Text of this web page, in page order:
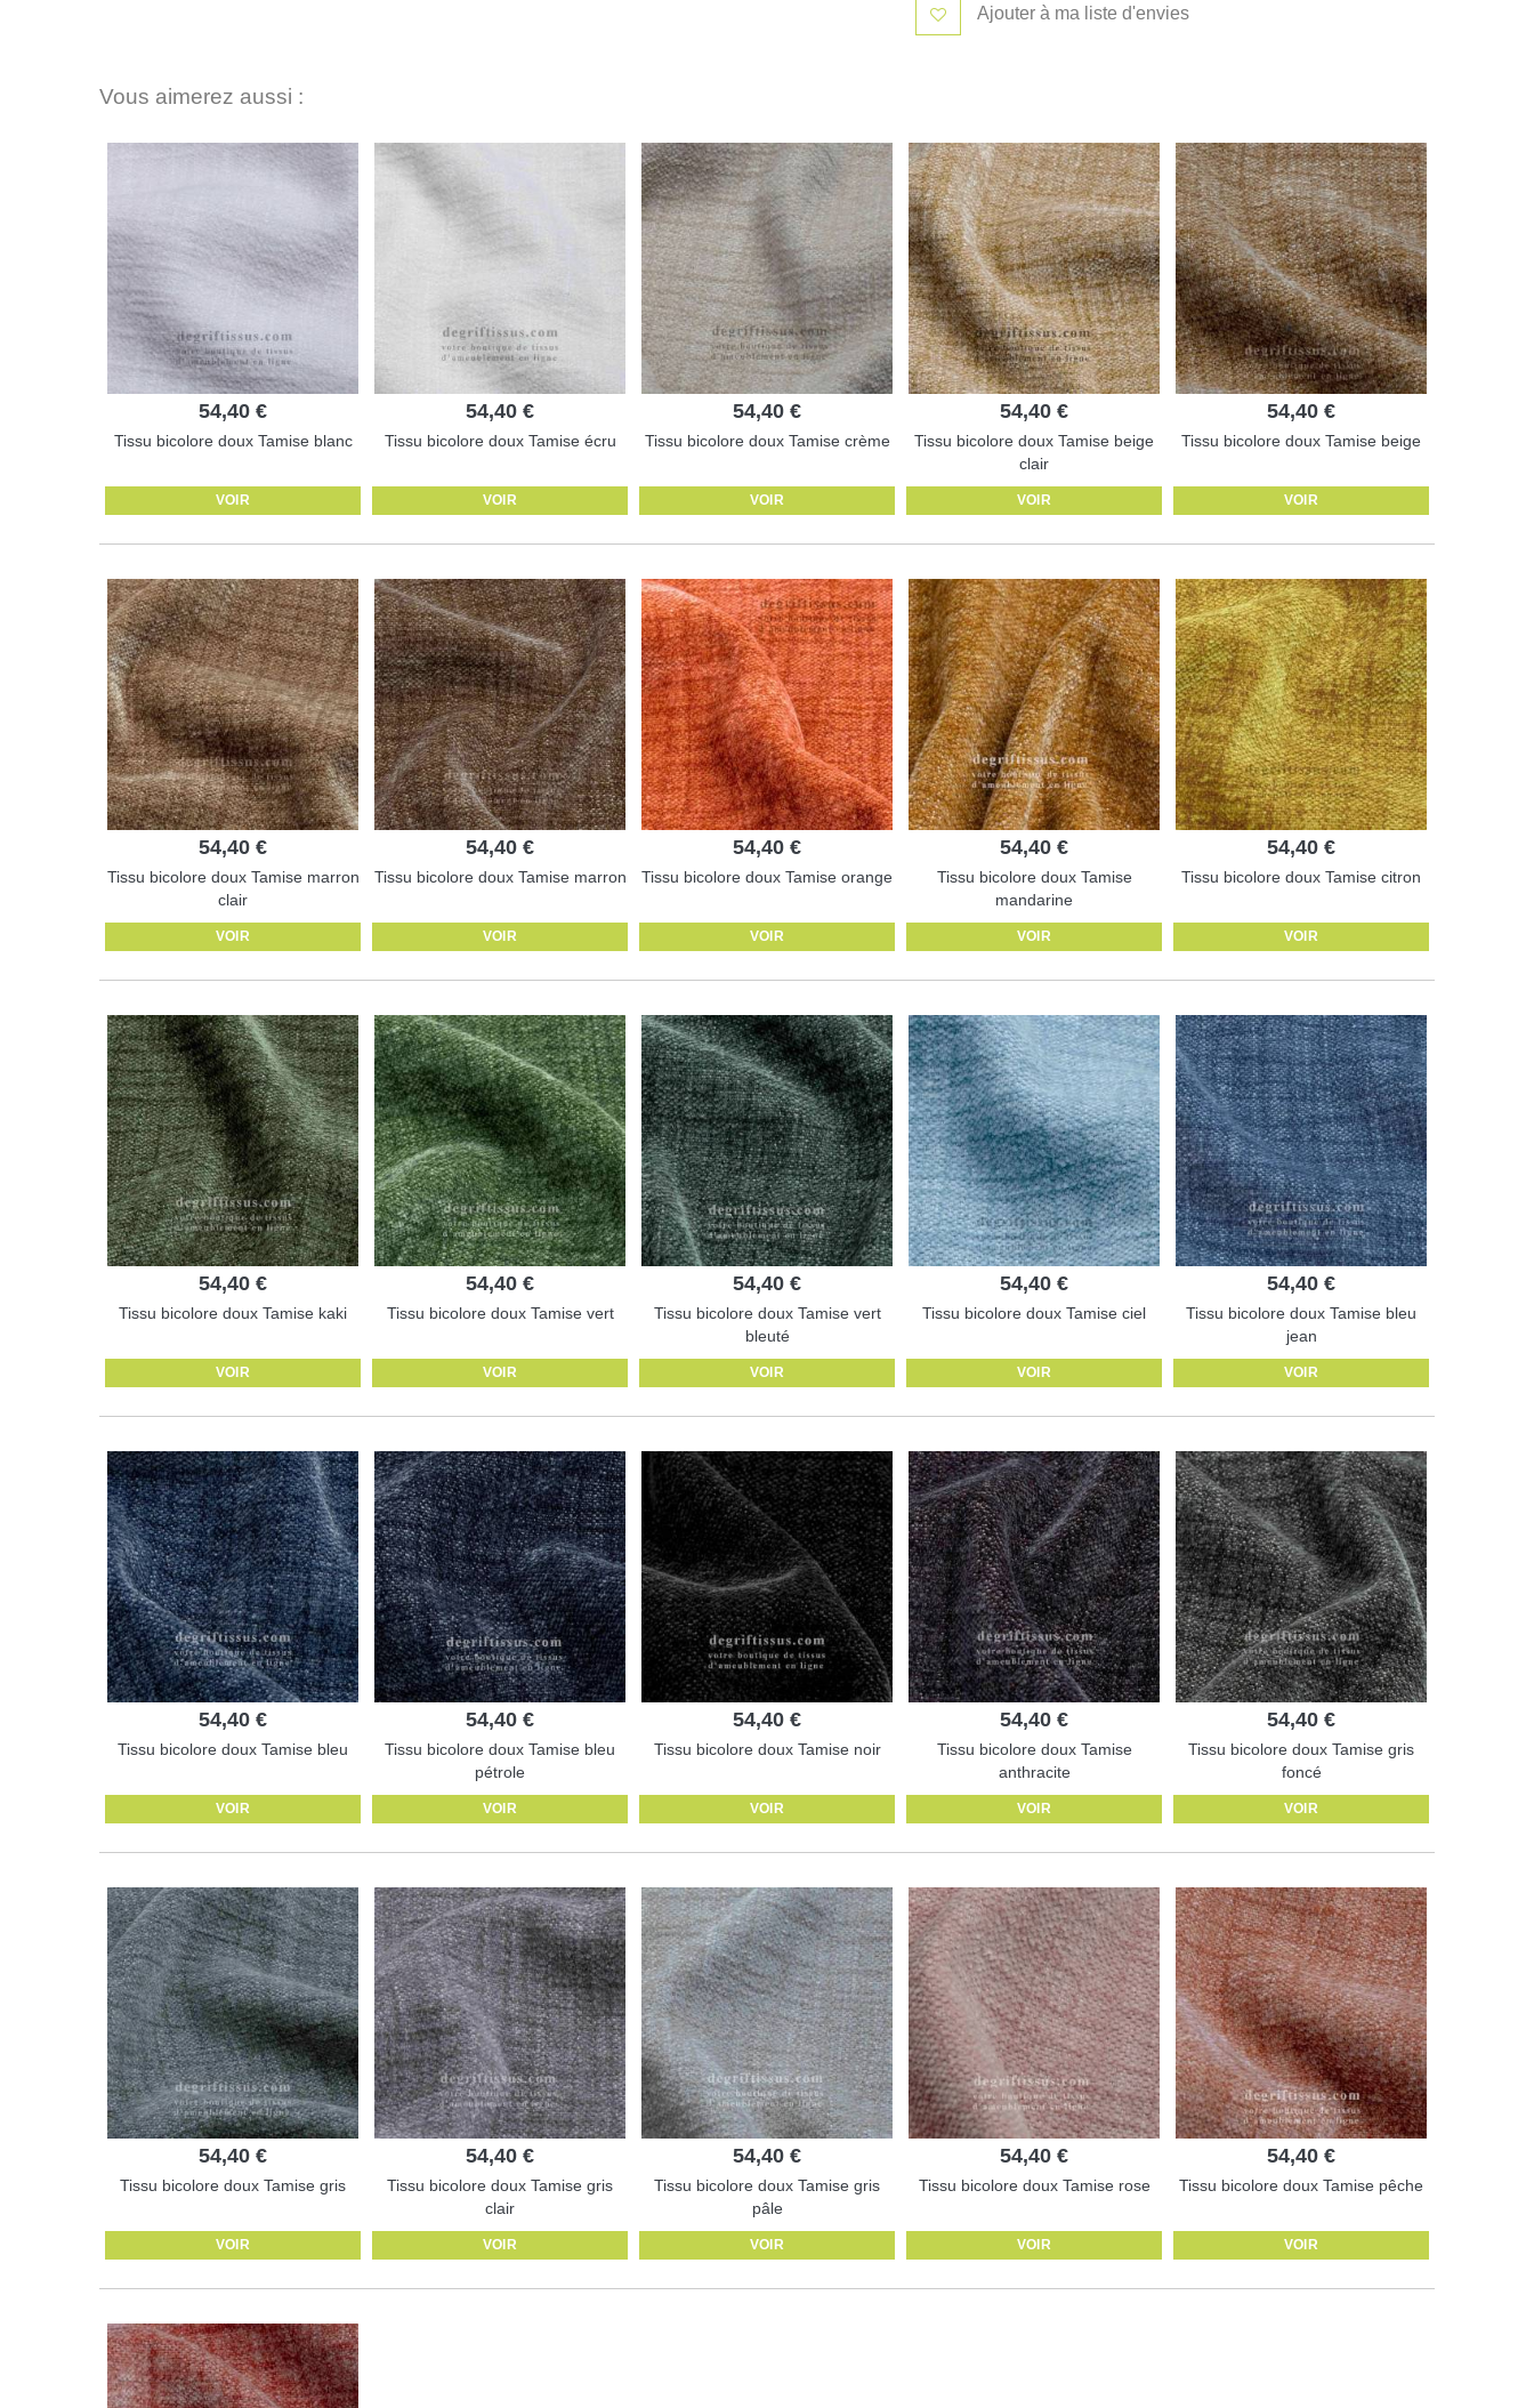
Ajouter à ma liste d'envies
Vous aimerez aussi :
54,40 €
Tissu bicolore doux Tamise blanc
VOIR
54,40 €
Tissu bicolore doux Tamise écru
VOIR
54,40 €
Tissu bicolore doux Tamise crème
VOIR
54,40 €
Tissu bicolore doux Tamise beige
clair
VOIR
54,40 €
Tissu bicolore doux Tamise beige
VOIR
54,40 €
Tissu bicolore doux Tamise marron
clair
VOIR
54,40 €
Tissu bicolore doux Tamise marron
VOIR
54,40 €
Tissu bicolore doux Tamise orange
VOIR
54,40 €
Tissu bicolore doux Tamise
mandarine
VOIR
54,40 €
Tissu bicolore doux Tamise citron
VOIR
54,40 €
Tissu bicolore doux Tamise kaki
VOIR
54,40 €
Tissu bicolore doux Tamise vert
VOIR
54,40 €
Tissu bicolore doux Tamise vert
bleuté
VOIR
54,40 €
Tissu bicolore doux Tamise ciel
VOIR
54,40 €
Tissu bicolore doux Tamise bleu
jean
VOIR
54,40 €
Tissu bicolore doux Tamise bleu
VOIR
54,40 €
Tissu bicolore doux Tamise bleu
pétrole
VOIR
54,40 €
Tissu bicolore doux Tamise noir
VOIR
54,40 €
Tissu bicolore doux Tamise
anthracite
VOIR
54,40 €
Tissu bicolore doux Tamise gris
foncé
VOIR
54,40 €
Tissu bicolore doux Tamise gris
VOIR
54,40 €
Tissu bicolore doux Tamise gris
clair
VOIR
54,40 €
Tissu bicolore doux Tamise gris
pâle
VOIR
54,40 €
Tissu bicolore doux Tamise rose
VOIR
54,40 €
Tissu bicolore doux Tamise pêche
VOIR